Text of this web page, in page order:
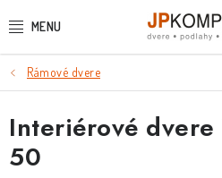
na
PODLAHY
DVERE A ZÁRUBNE
DVERE
Rámové dvere
Interiérové dvere
50